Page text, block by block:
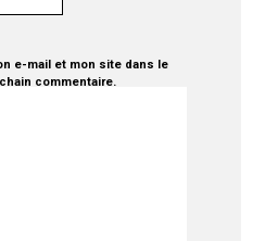
e-mail et mon site dans le
commentaire.